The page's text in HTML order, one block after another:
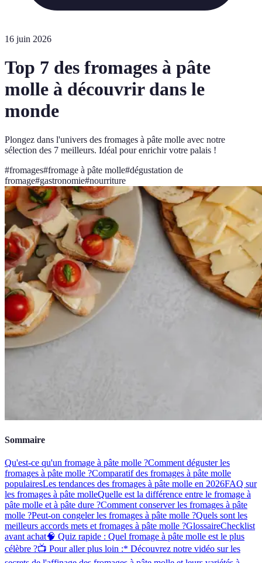
16 juin 2026
Top 7 des fromages à pâte
molle à découvrir dans le
monde
Plongez dans l'univers des fromages à pâte molle avec notre
sélection des 7 meilleurs. Idéal pour enrichir votre palais !
#fromages#fromage à pâte molle#dégustation de
fromage#gastronomie#nourriture
Sommaire
Qu'est-ce qu'un fromage à pâte molle ?Comment déguster les
fromages à pâte molle ?Comparatif des fromages à pâte molle
populairesLes tendances des fromages à pâte molle en 2026FAQ sur
les fromages à pâte molleQuelle est la différence entre le fromage à
pâte molle et à pâte dure ?Comment conserver les fromages à pâte
molle ?Peut-on congeler les fromages à pâte molle ?Quels sont les
meilleurs accords mets et fromages à pâte molle ?GlossaireChecklist
avant achat🧠 Quiz rapide : Quel fromage à pâte molle est le plus
célèbre ?📺 Pour aller plus loin :* Découvrez notre vidéo sur les